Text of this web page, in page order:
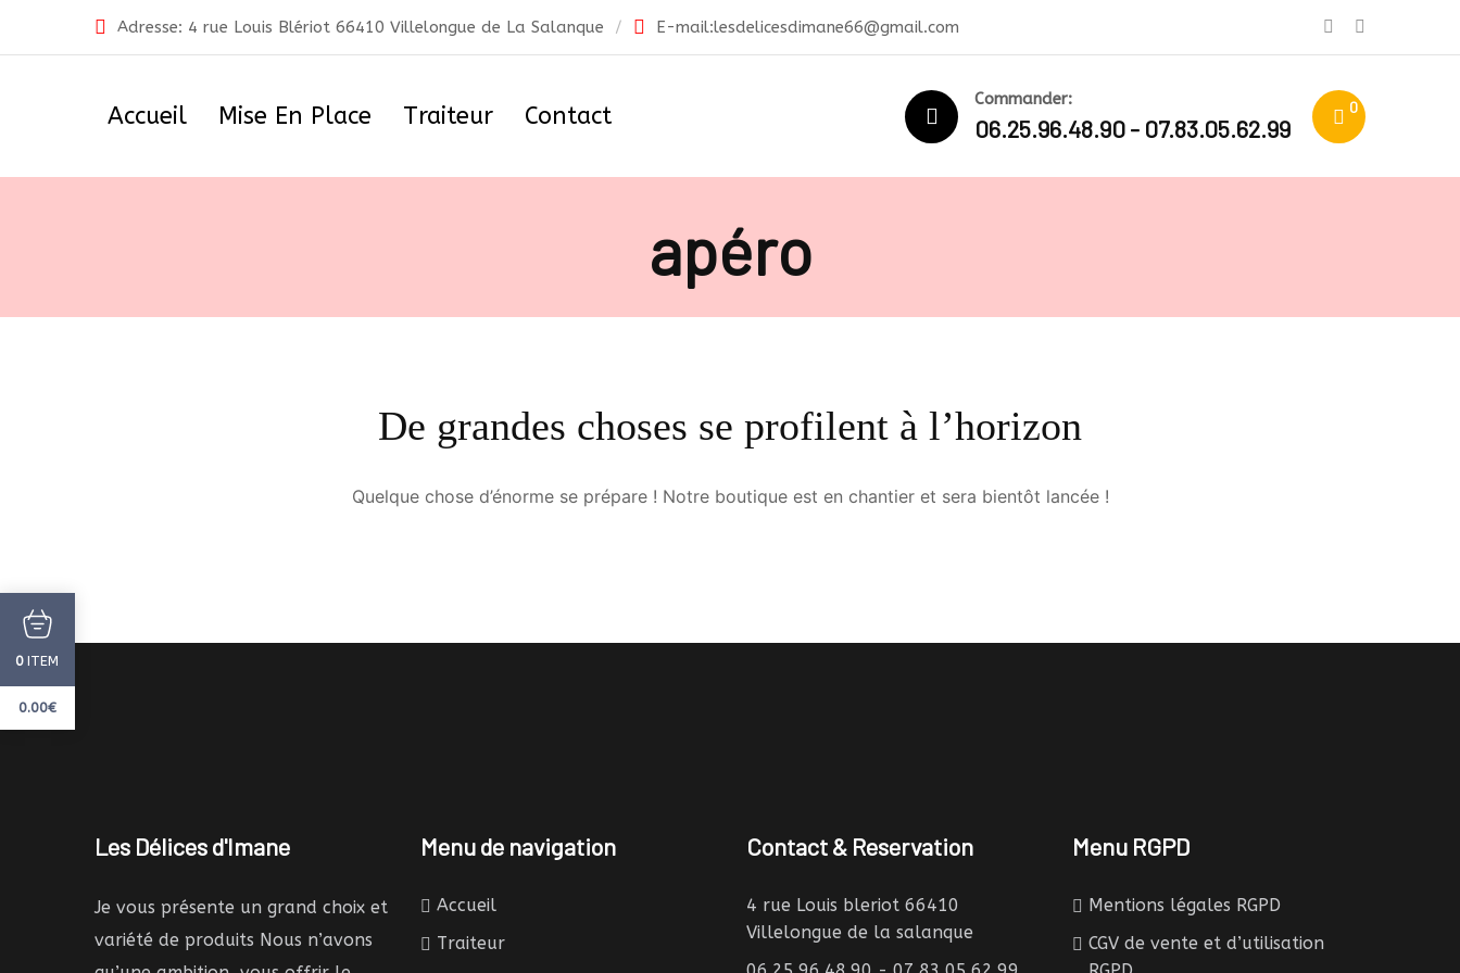
Adresse: 4 rue Louis Blériot 66410 Villelongue de La Salanque E-mail:lesdelicesdimane66@gmail.com
Accueil Mise En Place Traiteur Contact
Commander:
06.25.96.48.90 - 07.83.05.62.99
0
apéro
De grandes choses se profilent à l’horizon
Quelque chose d’énorme se prépare ! Notre boutique est en chantier et sera bientôt lancée !
Les Délices d'Imane
Je vous présente un grand choix et
variété de produits Nous n’avons
Menu de navigation
Accueil
Traiteur
Contact & Reservation
4 rue Louis bleriot 66410
Villelongue de la salanque
Menu RGPD
Mentions légales RGPD
CGV de vente et d’utilisation
0 ITEM
0.00€